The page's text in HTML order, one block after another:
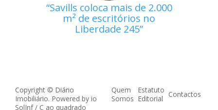
Savills coloca mais de 2.000
m² de escritórios no
Liberdade 245
Copyright © Diário
Imobiliário. Powered by io
SolInf/ C ao quadrado
Quem
Somos
Estatuto
Editorial
Contactos